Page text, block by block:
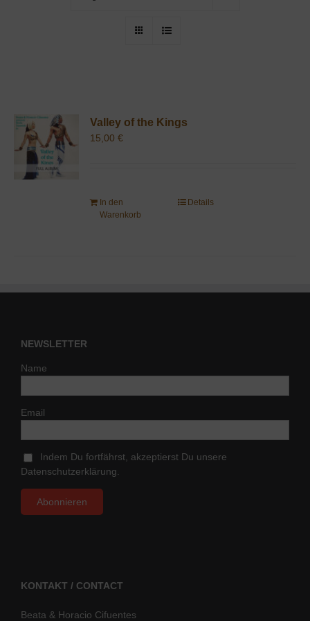
Valley of the Kings
15,00€
In den
Warenkorb
Details
NEWSLETTER
Name
Email
Indem Du fortfährst, akzeptierst Du unsere
Datenschutzerklärung.
KONTAKT / CONTACT
Beata & Horacio Cifuentes